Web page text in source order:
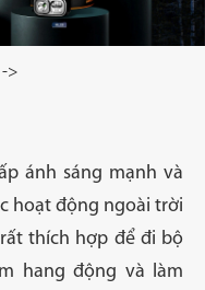
ánh sáng mạnh và
hoạt động ngoài trời
thích hợp để đi bộ
hang động và làm